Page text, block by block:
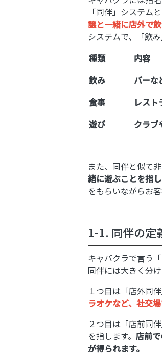
「同伴」システム
譲と一緒に店外で
システムで、「飲
種類
内容
飲み
バーな
食事
レス
遊び
クラブ
また、同伴と似て
緒に遊ぶことを指し
をもらいながらお
1-1. 同伴の定
キャバクラで言う
同伴には大きく分
１つ目は「店外同
ラオケなど、社交
２つ目は「店前同
を指します。 店前
が得られます。